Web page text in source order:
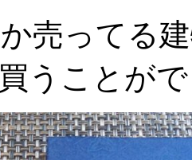
売ってる
うことが